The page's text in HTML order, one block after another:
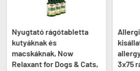
Nyugtató rágótabletta
kutyáknak és
macskáknak, Now
Relaxant for Dogs & Cats,
3x75